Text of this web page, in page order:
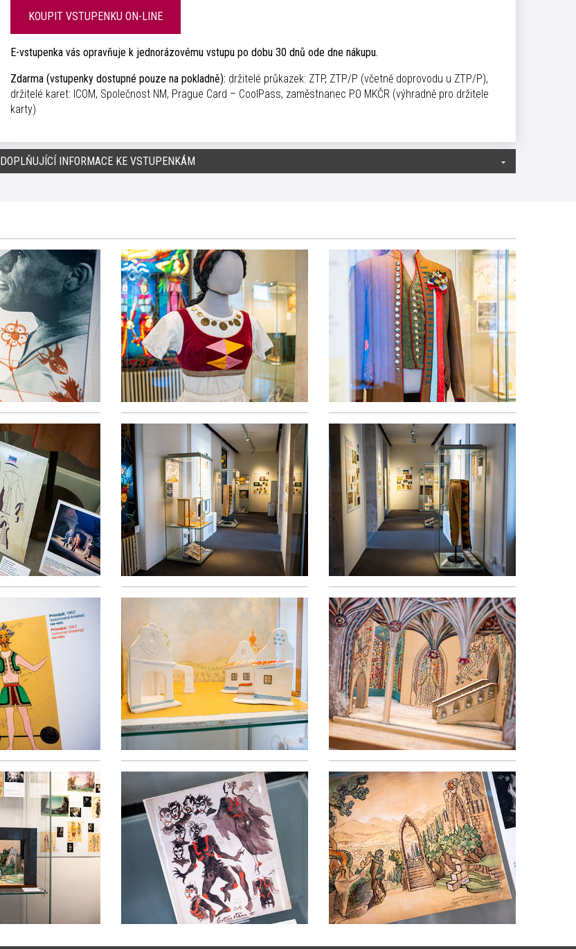
KOUPIT VSTUPENKU ON-LINE
E-vstupenka vás opravňuje k jednorázovému vstupu po dobu 30 dnů ode dne nákupu.
Zdarma (vstupenky dostupné pouze na pokladně): držitelé průkazek: ZTP, ZTP/P (včetně doprovodu u ZTP/P),
držitelé karet: ICOM, Společnost NM, Prague Card – CoolPass, zaměstnanec PO MKČR (výhradně pro držitele
karty)
DOPLŇUJÍCÍ INFORMACE KE VSTUPENKÁM